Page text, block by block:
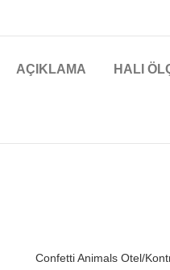
AÇIKLAMA HALI
Confetti Animals Otel/